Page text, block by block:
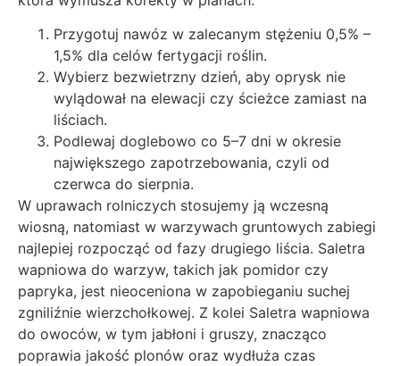
Przygotuj nawóz w zalecanym stężeniu 0,5% –
1,5% dla celów fertygacji roślin.
Wybierz bezwietrzny dzień, aby oprysk nie
wylądował na elewacji czy ścieżce zamiast na
liściach.
Podlewaj doglebowo co 5–7 dni w okresie
największego zapotrzebowania, czyli od
czerwca do sierpnia.
W uprawach rolniczych stosujemy ją wczesną
wiosną, natomiast w warzywach gruntowych zabiegi
najlepiej rozpocząć od fazy drugiego liścia. Saletra
wapniowa do warzyw, takich jak pomidor czy
papryka, jest nieoceniona w zapobieganiu suchej
zgniliźnie wierzchołkowej. Z kolei Saletra wapniowa
do owoców, w tym jabłoni i gruszy, znacząco
poprawia jakość plonów oraz wydłuża czas